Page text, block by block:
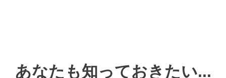
あなたも知っておきたい...